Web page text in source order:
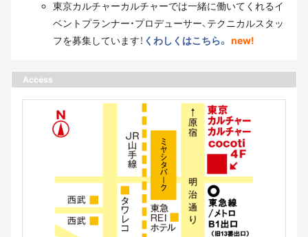
東京カルチャーカルチャーでは一緒に働いてくれるイ
ベントプランナー・プロデューサー、テクニカルスタッ
フを募集しています！ くわしくはこちら。 new!
Access